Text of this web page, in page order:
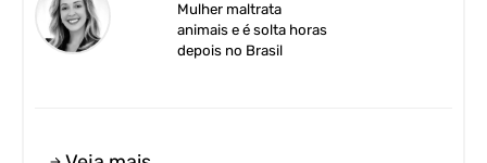
Mulher maltrata
animais e é solta horas
depois no Brasil